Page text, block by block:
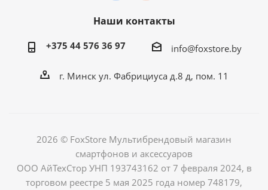
Наши контакты
+375 44 576 36 97 info@foxstore.by
г. Минск ул. Фабрициуса д.8 д, пом. 11
2026 © FoxStore Мультибрендовый магазин
смартфонов и аксессуаров
ООО АйТехСтор УНП 193743162 от 7 февраля 2024, в
торговом реестре 5 мая 2025 года номер 748179,